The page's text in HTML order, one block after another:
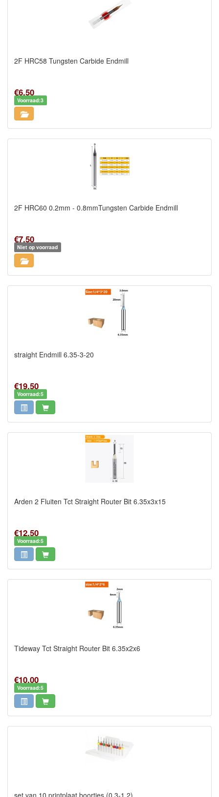
2F HRC58 Tungsten Carbide Endmill
€6,50
Voorraad:3
2F HRC60 0.2mm - 0.8mmTungsten Carbide Endmill
€7,50
Niet op voorraad
straight Endmill 6.35-3-20
€19,50
Voorraad:5
Arden 2 Fluiten Tct Straight Router Bit 6.35x3x15
€12,50
Voorraad:5
Tideway Tct Straight Router Bit 6.35x2x6
€10,00
Voorraad:5
set van 10 printplaat boortjes (0.3-1.2)